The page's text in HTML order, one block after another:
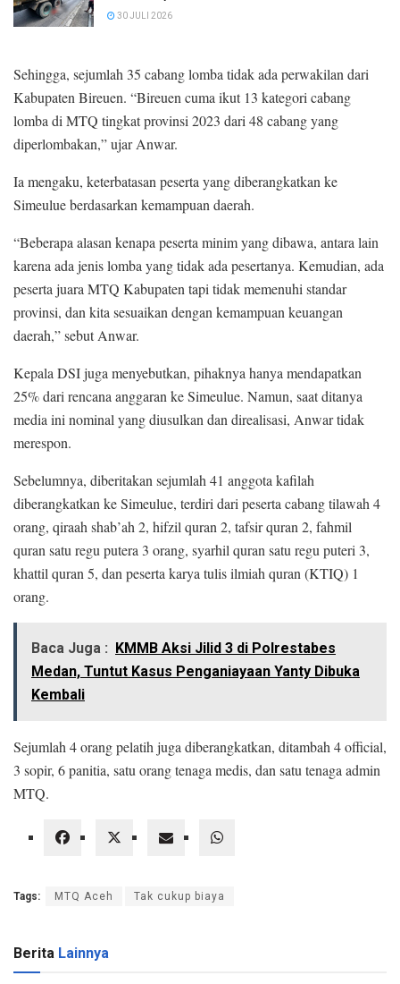
30 JULI 2026
Sehingga, sejumlah 35 cabang lomba tidak ada perwakilan dari
Kabupaten Bireuen. “Bireuen cuma ikut 13 kategori cabang
lomba di MTQ tingkat provinsi 2023 dari 48 cabang yang
diperlombakan,” ujar Anwar.
Ia mengaku, keterbatasan peserta yang diberangkatkan ke
Simeulue berdasarkan kemampuan daerah.
“Beberapa alasan kenapa peserta minim yang dibawa, antara lain
karena ada jenis lomba yang tidak ada pesertanya. Kemudian, ada
peserta juara MTQ Kabupaten tapi tidak memenuhi standar
provinsi, dan kita sesuaikan dengan kemampuan keuangan
daerah,” sebut Anwar.
Kepala DSI juga menyebutkan, pihaknya hanya mendapatkan
25% dari rencana anggaran ke Simeulue. Namun, saat ditanya
media ini nominal yang diusulkan dan direalisasi, Anwar tidak
merespon.
Sebelumnya, diberitakan sejumlah 41 anggota kafilah
diberangkatkan ke Simeulue, terdiri dari peserta cabang tilawah 4
orang, qiraah shab’ah 2, hifzil quran 2, tafsir quran 2, fahmil
quran satu regu putera 3 orang, syarhil quran satu regu puteri 3,
khattil quran 5, dan peserta karya tulis ilmiah quran (KTIQ) 1
orang.
Baca Juga :
KMMB Aksi Jilid 3 di Polrestabes
Medan, Tuntut Kasus Penganiayaan Yanty Dibuka
Kembali
Sejumlah 4 orang pelatih juga diberangkatkan, ditambah 4 official,
3 sopir, 6 panitia, satu orang tenaga medis, dan satu tenaga admin
MTQ.
Tags: MTQ Aceh Tak cukup biaya
Berita Lainnya